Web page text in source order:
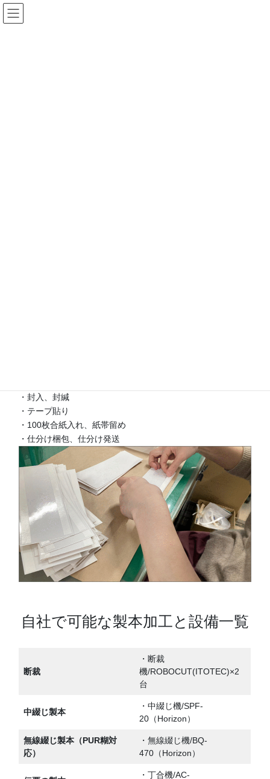
コ
ン
ナ
ビ
・封入、封緘
・テープ貼り
・100枚合紙入れ、紙帯留め
・仕分け梱包、仕分け発送
自社で可能な製本加工と設備一覧
断裁
・断裁
機/ROBOCUT(ITOTEC)×2
台
中綴じ製本
・中綴じ機/SPF-
20（Horizon）
無線綴じ製本（PUR糊対
応）
・無線綴じ機/BQ-
470（Horizon）
・丁合機/AC-